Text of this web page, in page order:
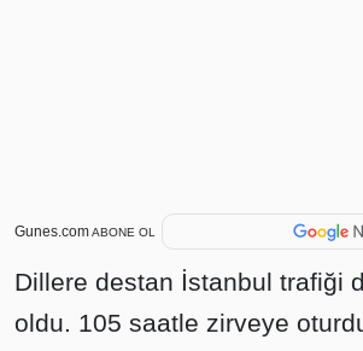
Gunes.comABONE OL
Dillere destan İstanbul trafiği
oldu. 105 saatle zirveye